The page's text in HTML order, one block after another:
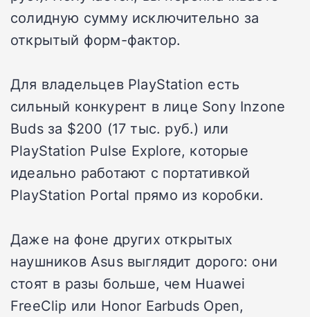
солидную сумму исключительно за
открытый форм-фактор.
Для владельцев PlayStation есть
сильный конкурент в лице Sony Inzone
Buds за $200 (17 тыс. руб.) или
PlayStation Pulse Explore, которые
идеально работают с портативкой
PlayStation Portal прямо из коробки.
Даже на фоне других открытых
наушников Asus выглядит дорого: они
стоят в разы больше, чем Huawei
FreeClip или Honor Earbuds Open,